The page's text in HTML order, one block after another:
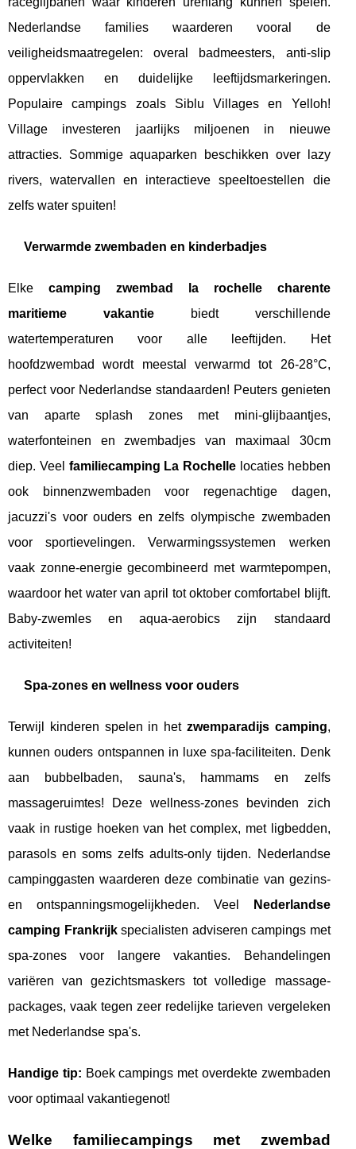
Nederlandse families waarderen vooral de
veiligheidsmaatregelen: overal badmeesters, anti-slip
oppervlakken en duidelijke leeftijdsmarkeringen.
Populaire campings zoals Siblu Villages en Yelloh!
Village investeren jaarlijks miljoenen in nieuwe
attracties. Sommige aquaparken beschikken over lazy
rivers, watervallen en interactieve speeltoestellen die
zelfs water spuiten!
Verwarmde zwembaden en kinderbadjes
Elke camping zwembad la rochelle charente
maritieme vakantiebiedt verschillende
watertemperaturen voor alle leeftijden. Het
hoofdzwembad wordt meestal verwarmd tot 26-28°C,
perfect voor Nederlandse standaarden! Peuters genieten
van aparte splash zones met mini-glijbaantjes,
waterfonteinen en zwembadjes van maximaal 30cm
diep. Veel familiecamping La Rochelle locaties hebben
ook binnenzwembaden voor regenachtige dagen,
jacuzzi's voor ouders en zelfs olympische zwembaden
voor sportievelingen. Verwarmingssystemen werken
vaak zonne-energie gecombineerd met warmtepompen,
waardoor het water van april tot oktober comfortabel blijft.
Baby-zwemles en aqua-aerobics zijn standaard
activiteiten!
Spa-zones en wellness voor ouders
Terwijl kinderen spelen in het zwemparadijs camping,
kunnen ouders ontspannen in luxe spa-faciliteiten. Denk
aan bubbelbaden, sauna's, hammams en zelfs
massageruimtes! Deze wellness-zones bevinden zich
vaak in rustige hoeken van het complex, met ligbedden,
parasols en soms zelfs adults-only tijden. Nederlandse
campinggasten waarderen deze combinatie van gezins-
en ontspanningsmogelijkheden. Veel
Nederlandse
camping Frankrijkspecialisten adviseren campings met
spa-zones voor langere vakanties. Behandelingen
variëren van gezichtsmaskers tot volledige massage-
packages, vaak tegen zeer redelijke tarieven vergeleken
met Nederlandse spa's.
Handige tip: Boek campings met overdekte zwembaden
voor optimaal vakantiegenot!
Welke familiecampings met zwembad